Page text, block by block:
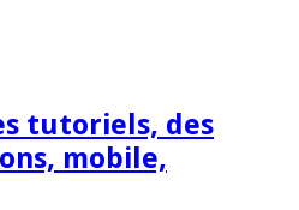
tutoriels, des
mobile,